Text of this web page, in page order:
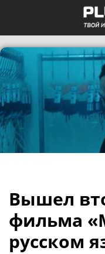
Вышел
фильма
русском